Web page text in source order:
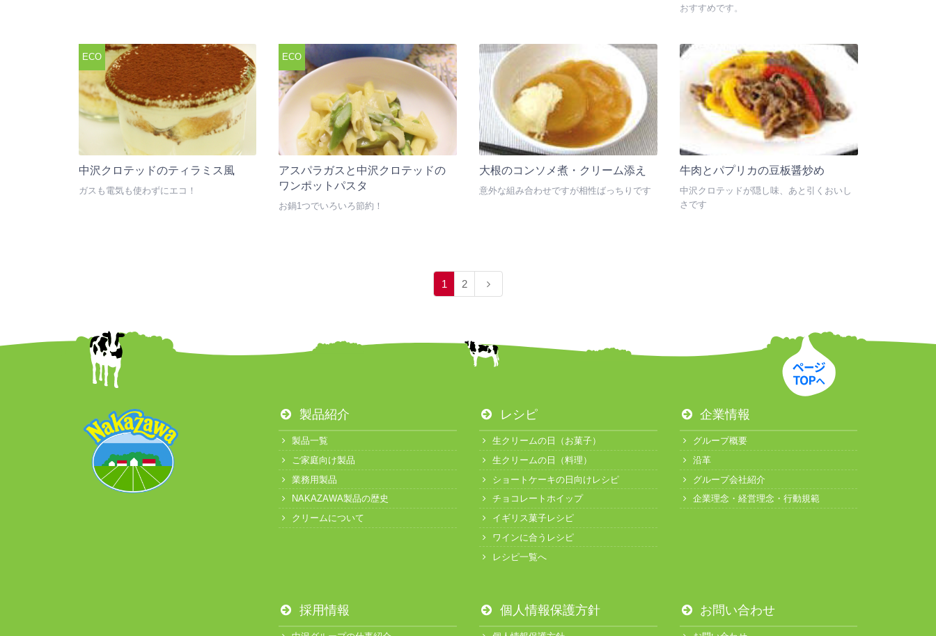
おすすめです。
ECO
中沢クロテッドのティラミス風
ガスも電気も使わずにエコ！
ECO
アスパラガスと中沢クロテッドの
ワンポットパスタ
お鍋1つでいろいろ節約！
大根のコンソメ煮・クリーム添え
意外な組み合わせですが相性ばっちりです
牛肉とパプリカの豆板醤炒め
中沢クロテッドが隠し味、あと引くおいし
さです
1 2
製品紹介
製品一覧
ご家庭向け製品
業務用製品
NAKAZAWA製品の歴史
クリームについて
レシピ
生クリームの日（お菓子）
生クリームの日（料理）
ショートケーキの日向けレシピ
チョコレートホイップ
イギリス菓子レシピ
ワインに合うレシピ
レシピ一覧へ
企業情報
グループ概要
沿革
グループ会社紹介
企業理念・経営理念・行動規範
採用情報 個人情報保護方針 お問い合わせ